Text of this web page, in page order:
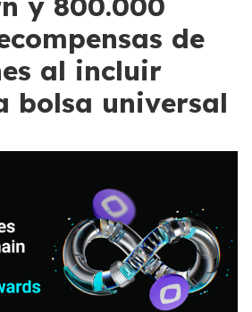
de
al incluir
bolsa universal